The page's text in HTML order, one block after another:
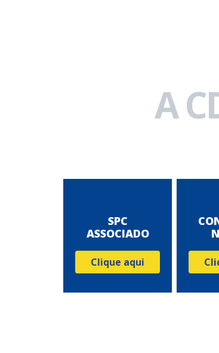
A
SPC
ASSOCIADO
Clique aqui